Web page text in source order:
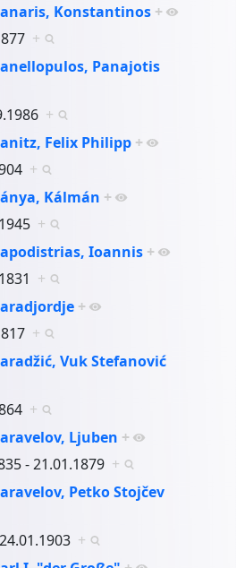
Konstantinos +
+
Panajotis
+
Felix Philipp +
+
Kálmán +
+
Ioannis +
+
+
+
Vuk Stefanović
+
Ljuben +
- 21.01.1879 +
Petko Stojčev
+